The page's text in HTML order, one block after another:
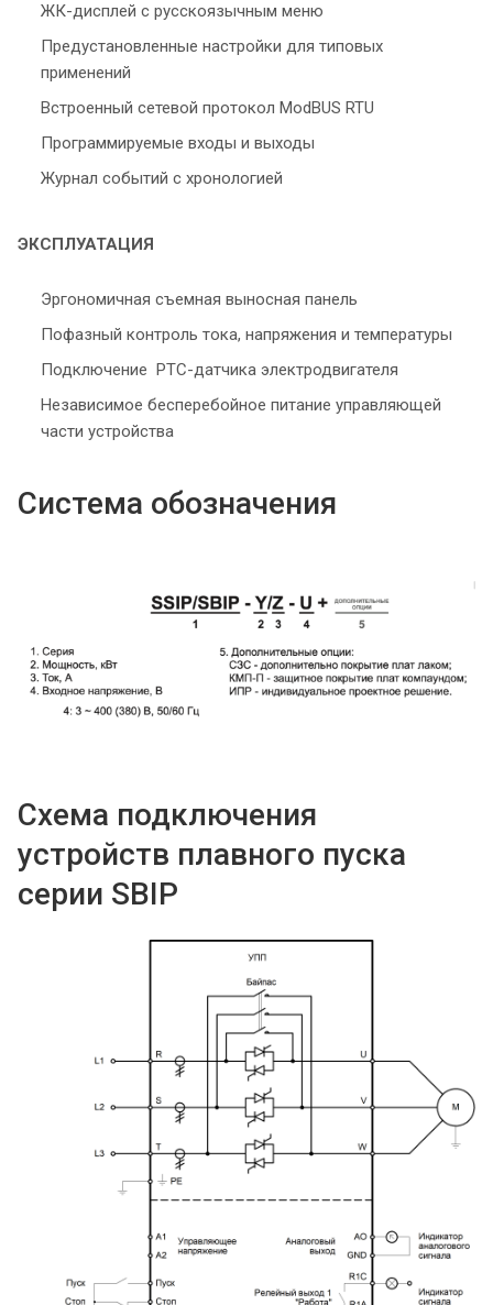
ЖК-дисплей с русскоязычным меню
Предустановленные настройки для типовых
применений
Встроенный сетевой протокол ModBUS RTU
Программируемые входы и выходы
Журнал событий с хронологией
ЭКСПЛУАТАЦИЯ
Эргономичная съемная выносная панель
Пофазный контроль тока, напряжения и температуры
Подключение РТС-датчика электродвигателя
Независимое бесперебойное питание управляющей
части устройства
Система обозначения
Схема подключения
устройств плавного пуска
серии SBIP